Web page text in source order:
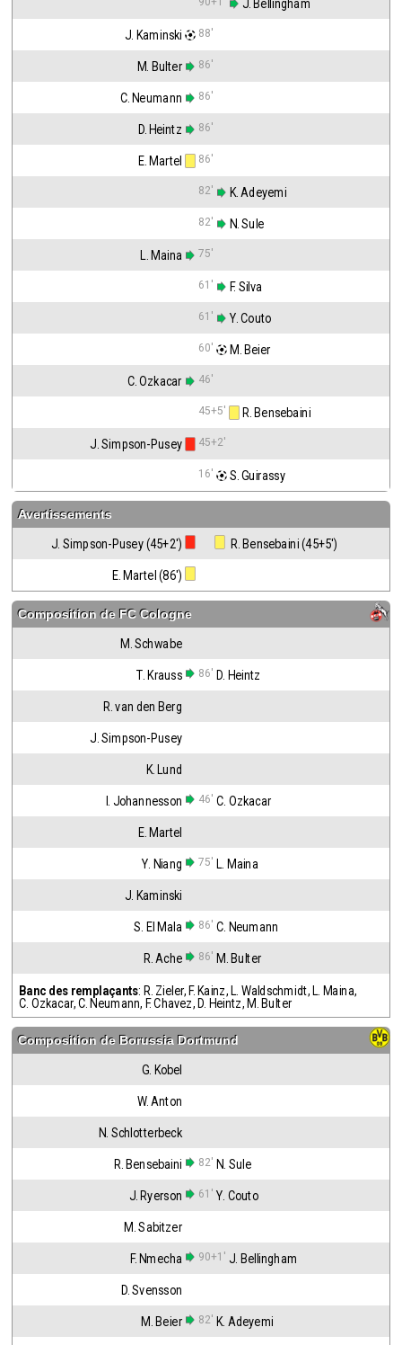
J. Bellingham
J. Kaminski 88'
M. Bulter 86'
C. Neumann 86'
D. Heintz 86'
E. Martel 86'
82' K. Adeyemi
82' N. Sule
L. Maina 75'
61' F. Silva
61' Y. Couto
60' M. Beier
C. Ozkacar 46'
45+5' R. Bensebaini
J. Simpson-Pusey 45+2'
16' S. Guirassy
Avertissements
J. Simpson-Pusey (45+2') R. Bensebaini (45+5')
E. Martel (86')
Composition de FC Cologne
M. Schwabe
T. Krauss 86' D. Heintz
R. van den Berg
J. Simpson-Pusey
K. Lund
I. Johannesson 46' C. Ozkacar
E. Martel
Y. Niang 75' L. Maina
J. Kaminski
S. El Mala 86' C. Neumann
R. Ache 86' M. Bulter
Banc des remplaçants: R. Zieler, F. Kainz, L. Waldschmidt, L. Maina,
C. Ozkacar,C. Neumann, F. Chavez, D. Heintz, M. Bulter
Composition de Borussia Dortmund
G. Kobel
W. Anton
N. Schlotterbeck
R. Bensebaini 82' N. Sule
J. Ryerson 61' Y. Couto
M. Sabitzer
F. Nmecha 90+1' J. Bellingham
D. Svensson
M. Beier 82' K. Adeyemi